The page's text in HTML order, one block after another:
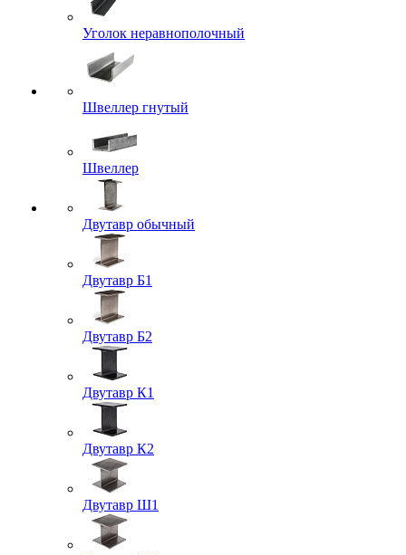
Уголок неравнополочный
Швеллер гнутый
Швеллер
Двутавр обычный
Двутавр Б1
Двутавр Б2
Двутавр К1
Двутавр К2
Двутавр Ш1